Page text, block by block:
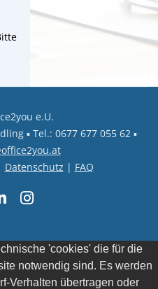
e.U.
▪ Tel.: 0677 677 055 62 ▪
Datenschutz | FAQ
'cookies' die für die
notwendig sind. Es werden
Verhalten übertragen oder